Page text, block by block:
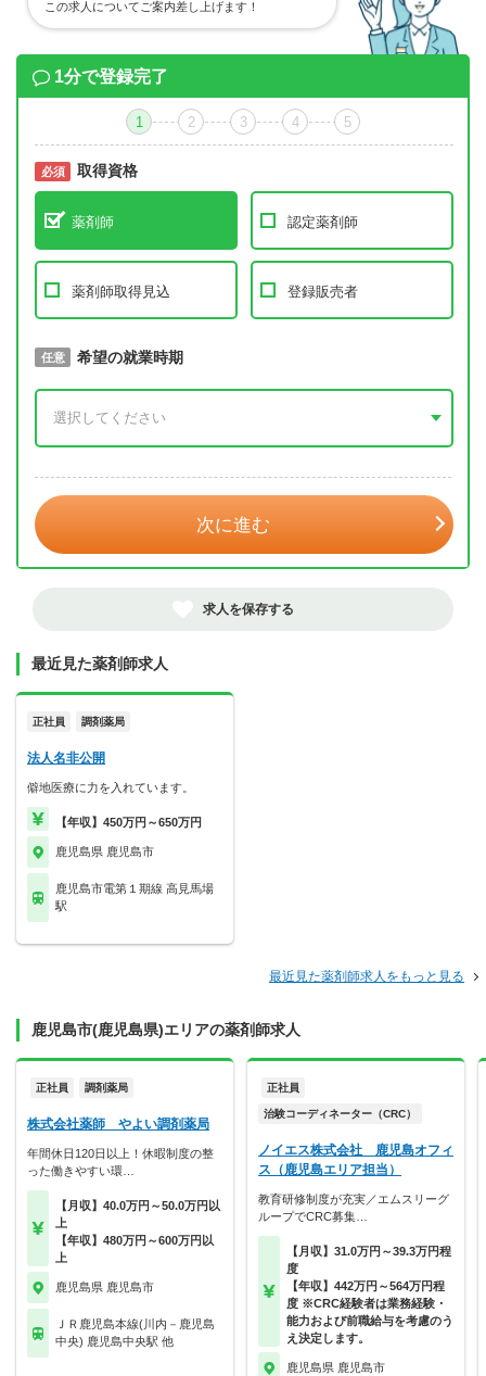
この求人についてご案内差し上げます！
1分で登録完了
1 2 3 4 5
必須 取得資格
薬剤師 認定薬剤師
薬剤師取得見込 登録販売者
必須 取得予定年
任意 希望の就業時期
次に進む
求人を保存する
最近見た薬剤師求人
正社員 調剤薬局
法人名非公開
僻地医療に力を入れています。
【年収】450万円～650万円
鹿児島県 鹿児島市
鹿児島市電第１期線 高見馬場
駅
最近見た薬剤師求人をもっと見る
鹿児島市(鹿児島県)エリアの薬剤師求人
正社員 調剤薬局
株式会社薬師 やよい調剤薬局
年間休日120日以上！休暇制度の整
った働きやすい環…
【月収】40.0万円～50.0万円以
上
【年収】480万円～600万円以
上
鹿児島県 鹿児島市
ＪＲ鹿児島本線(川内－鹿児島
中央) 鹿児島中央駅 他
正社員
治験コーディネーター（CRC）
ノイエス株式会社 鹿児島オフィ
ス（鹿児島エリア担当）
教育研修制度が充実／エムスリーグ
ループでCRC募集…
【月収】31.0万円～39.3万円程
度
【年収】442万円～564万円程
度 ※CRC経験者は業務経験・
能力および前職給与を考慮のう
え決定します。
鹿児島県 鹿児島市